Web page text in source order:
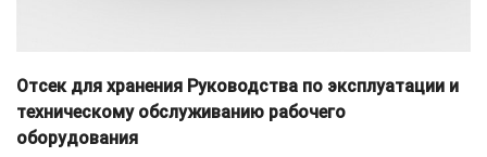
Отсек для хранения Руководства по эксплуатации и
техническому обслуживанию рабочего
оборудования